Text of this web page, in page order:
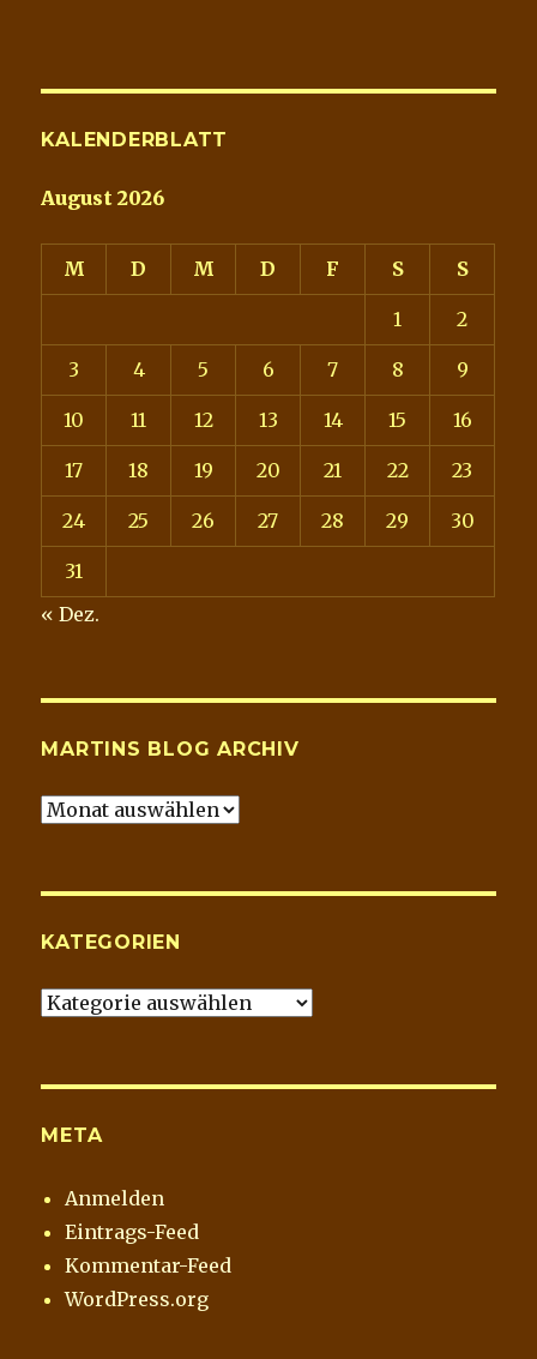
KALENDERBLATT
August 2026
M D M D F S S
1 2
3 4 5 6 7 8 9
10 11 12 13 14 15 16
17 18 19 20 21 22 23
24 25 26 27 28 29 30
31
« Dez.
MARTINS BLOG ARCHIV
Martins
KATEGORIEN
Kategorien
META
Anmelden
Eintrags-Feed
Kommentar-Feed
WordPress.org